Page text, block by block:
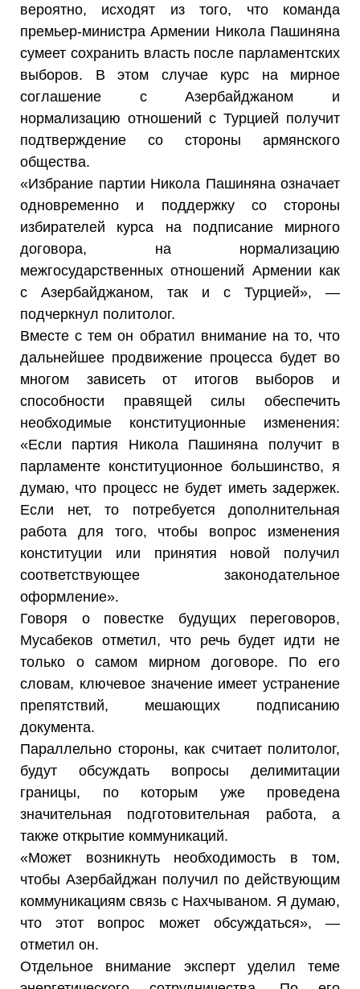
вероятно, исходят из того, что команда
премьер-министра Армении Никола Пашиняна
сумеет сохранить власть после парламентских
выборов. В этом случае курс на мирное
соглашение с Азербайджаном и
нормализацию отношений с Турцией получит
подтверждение со стороны армянского
общества.
«Избрание партии Никола Пашиняна означает
одновременно и поддержку со стороны
избирателей курса на подписание мирного
договора, на нормализацию
межгосударственных отношений Армении как
с Азербайджаном, так и с Турцией», —
подчеркнул политолог.
Вместе с тем он обратил внимание на то, что
дальнейшее продвижение процесса будет во
многом зависеть от итогов выборов и
способности правящей силы обеспечить
необходимые конституционные изменения:
«Если партия Никола Пашиняна получит в
парламенте конституционное большинство, я
думаю, что процесс не будет иметь задержек.
Если нет, то потребуется дополнительная
работа для того, чтобы вопрос изменения
конституции или принятия новой получил
соответствующее законодательное
оформление».
Говоря о повестке будущих переговоров,
Мусабеков отметил, что речь будет идти не
только о самом мирном договоре. По его
словам, ключевое значение имеет устранение
препятствий, мешающих подписанию
документа.
Параллельно стороны, как считает политолог,
будут обсуждать вопросы делимитации
границы, по которым уже проведена
значительная подготовительная работа, а
также открытие коммуникаций.
«Может возникнуть необходимость в том,
чтобы Азербайджан получил по действующим
коммуникациям связь с Нахчываном. Я думаю,
что этот вопрос может обсуждаться», —
отметил он.
Отдельное внимание эксперт уделил теме